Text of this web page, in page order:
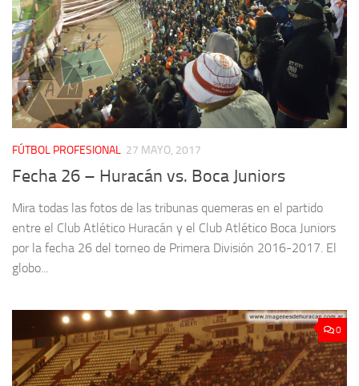
FÚTBOL PROFESIONAL 27 MAYO, 2017
Fecha 26 – Huracán vs. Boca Juniors
Mira todas las fotos de las tribunas quemeras en el partido
entre el Club Atlético Huracán y el Club Atlético Boca Juniors
por la fecha 26 del torneo de Primera División 2016-2017. El
globo...
0